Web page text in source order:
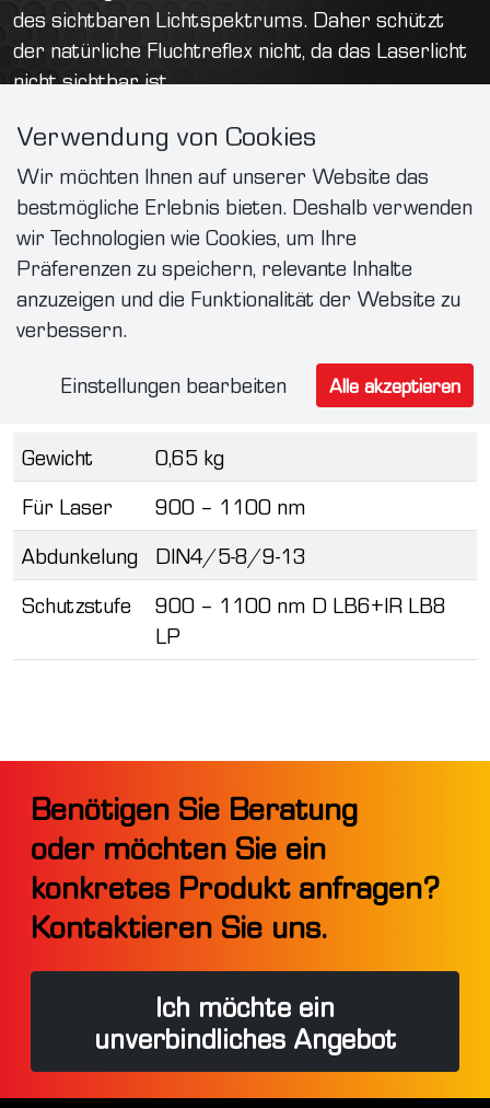
des sichtbaren Lichtspektrums. Daher schützt
der natürliche Fluchtreflex nicht, da das Laserlicht
nicht sichtbar ist.
an Netzhaut und Hornhaut verursachen. FANTECH
empfiehlt beim Betrieb eines
Handlaserschweißgeräts stets die Verwendung
von zertifizierter Schutzausrüstung gemäß DIN
EN 207.
Technische Daten
Gewicht
0,65 kg
Für Laser
900 – 1100 nm
Abdunkelung
DIN4/5-8/9-13
Schutzstufe
900 – 1100 nm D LB6+IR LB8
LP
Benötigen Sie Beratung
oder möchten Sie ein
konkretes Produkt anfragen?
Kontaktieren Sie uns.
Ich möchte ein
unverbindliches Angebot
Verwendung von Cookies
Wir möchten Ihnen auf unserer Website das
bestmögliche Erlebnis bieten. Deshalb verwenden
wir Technologien wie Cookies, um Ihre
Präferenzen zu speichern, relevante Inhalte
anzuzeigen und die Funktionalität der Website zu
verbessern.
Einstellungen bearbeiten Alle akzeptieren